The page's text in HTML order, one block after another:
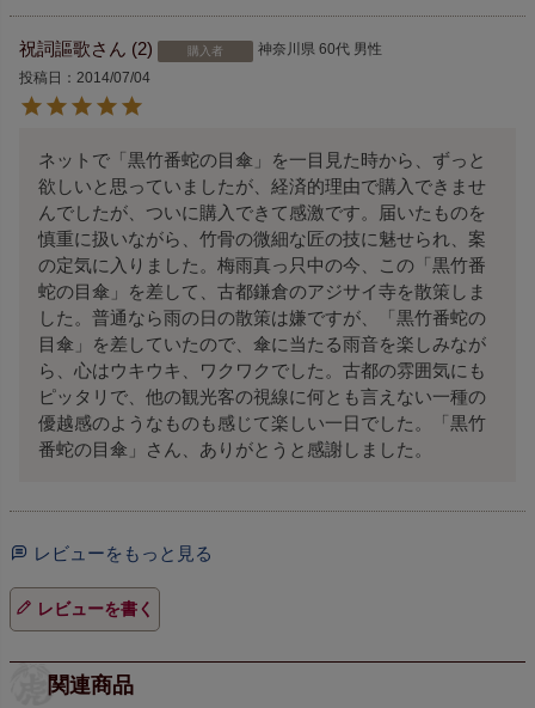
祝詞謳歌 2 購入者 神奈川県 60代 男性
投稿日
2014/07/04
ネットで「黒竹番蛇の目傘」を一目見た時から、ずっと
欲しいと思っていましたが、経済的理由で購入できませ
んでしたが、ついに購入できて感激です。届いたものを
慎重に扱いながら、竹骨の微細な匠の技に魅せられ、案
の定気に入りました。梅雨真っ只中の今、この「黒竹番
蛇の目傘」を差して、古都鎌倉のアジサイ寺を散策しま
した。普通なら雨の日の散策は嫌ですが、「黒竹番蛇の
目傘」を差していたので、傘に当たる雨音を楽しみなが
ら、心はウキウキ、ワクワクでした。古都の雰囲気にも
ピッタリで、他の観光客の視線に何とも言えない一種の
優越感のようなものも感じて楽しい一日でした。「黒竹
番蛇の目傘」さん、ありがとうと感謝しました。
レビューをもっと見る
レビューを書く
関連商品